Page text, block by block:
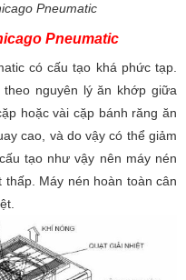
Pneumatic
Pneumatic
có cấu tạo khá phức tạp.
nguyên lý ăn khớp giữa
hoặc vài cặp bánh răng ăn
cao, và do vậy có thể giảm
tạo như vậy nên máy nén
Máy nén hoàn toàn cân